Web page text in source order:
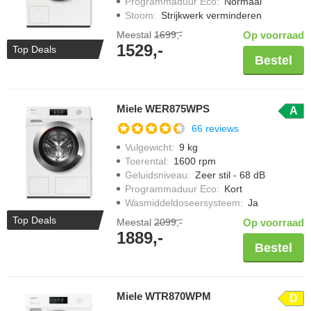
Top Deals
Stoom: Strijkwerk verminderen
Meestal 1699,-
1529,-
Op voorraad
Bestel
Top Deals
Miele WER875WPS A
66 reviews
Vulgewicht: 9 kg
Toerental: 1600 rpm
Geluidsniveau: Zeer stil - 68 dB
Programmaduur Eco: Kort
Wasmiddeldoseersysteem: Ja
Meestal 2099,-
1889,-
Op voorraad
Bestel
Miele WTR870WPM D